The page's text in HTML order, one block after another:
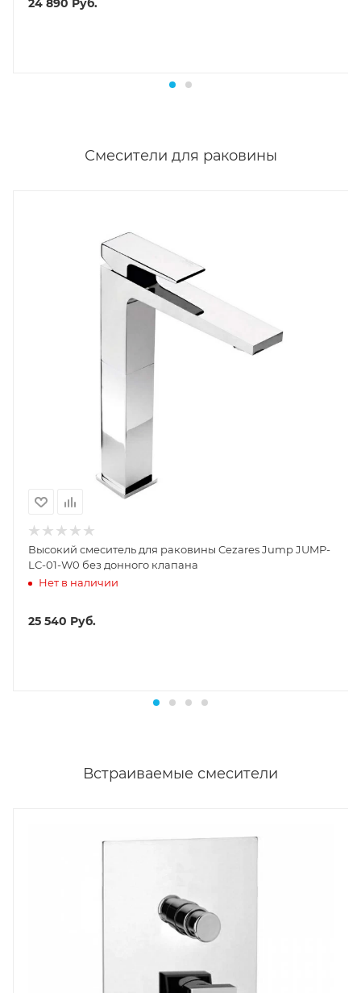
24 890 Руб.
Смесители для раковины
Высокий смеситель для раковины Cezares Jump JUMP-
LC-01-W0 без донного клапана
Нет в наличии
25 540 Руб.
Встраиваемые смесители